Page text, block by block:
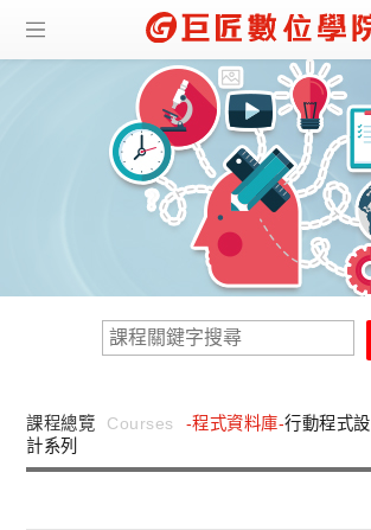
課程總覽 Courses -程式資料庫-行動程式設
計系列